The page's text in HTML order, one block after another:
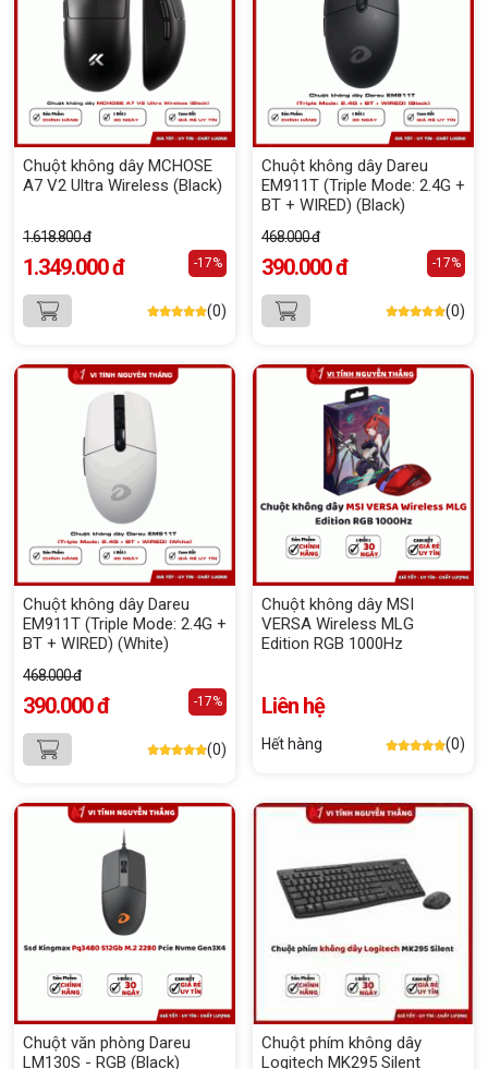
Chuột không dây MCHOSE
A7 V2 Ultra Wireless (Black)
1.618.800 đ
1.349.000 đ -17%
(0)
Chuột không dây Dareu
EM911T (Triple Mode: 2.4G +
BT + WIRED) (Black)
468.000 đ
390.000 đ -17%
(0)
Chuột không dây Dareu
EM911T (Triple Mode: 2.4G +
BT + WIRED) (White)
468.000 đ
390.000 đ -17%
(0)
Chuột không dây MSI
VERSA Wireless MLG
Edition RGB 1000Hz
Liên hệ
Hết hàng (0)
Chuột văn phòng Dareu
LM130S - RGB (Black)
Chuột phím không dây
Logitech MK295 Silent